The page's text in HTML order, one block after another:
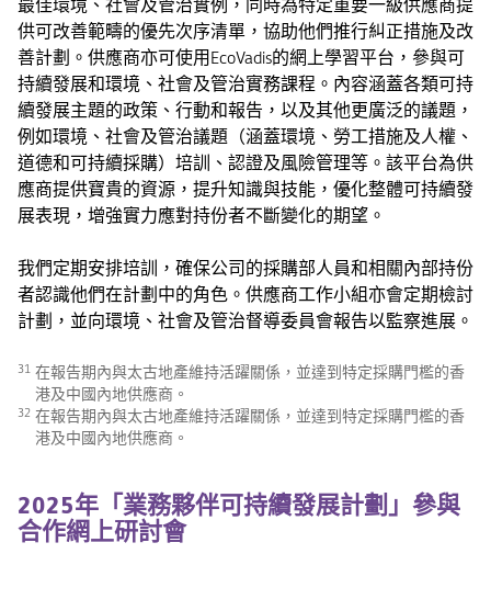
最佳環境、社會及管治實例，同時為特定重要一級供應商提
供可改善範疇的優先次序清單，協助他們推行糾正措施及改
善計劃。供應商亦可使用EcoVadis的網上學習平台，參與可
持續發展和環境、社會及管治實務課程。內容涵蓋各類可持
續發展主題的政策、行動和報告，以及其他更廣泛的議題，
例如環境、社會及管治議題（涵蓋環境、勞工措施及人權、
道德和可持續採購）培訓、認證及風險管理等。該平台為供
應商提供寶貴的資源，提升知識與技能，優化整體可持續發
展表現，增強實力應對持份者不斷變化的期望。
我們定期安排培訓，確保公司的採購部人員和相關內部持份
者認識他們在計劃中的角色。供應商工作小組亦會定期檢討
計劃，並向環境、社會及管治督導委員會報告以監察進展。
31 在報告期內與太古地產維持活躍關係，並達到特定採購門檻的香
港及中國內地供應商。
32 在報告期內與太古地產維持活躍關係，並達到特定採購門檻的香
港及中國內地供應商。
2025年「業務夥伴可持續發展計劃」參與
合作網上研討會